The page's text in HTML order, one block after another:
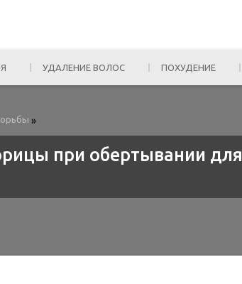
УДАЛЕНИЕ ВОЛОС ПОХУДЕНИЕ
»
при обертывании для